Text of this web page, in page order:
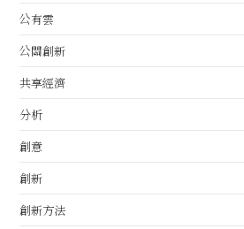
公有雲
公關創新
共享經濟
分析
創意
創新
創新方法